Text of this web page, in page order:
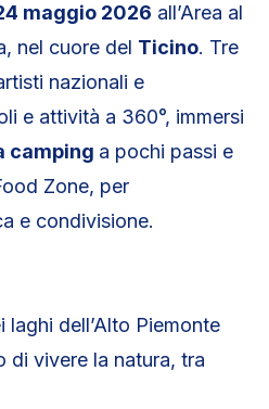
maggio 2026 all’Area al
nel cuore del Ticino. Tre
nazionali e
e attività a 360°, immersi
camping a pochi passi e
Zone, per
e condivisione.
laghi dell’Alto Piemonte
di vivere la natura, tra